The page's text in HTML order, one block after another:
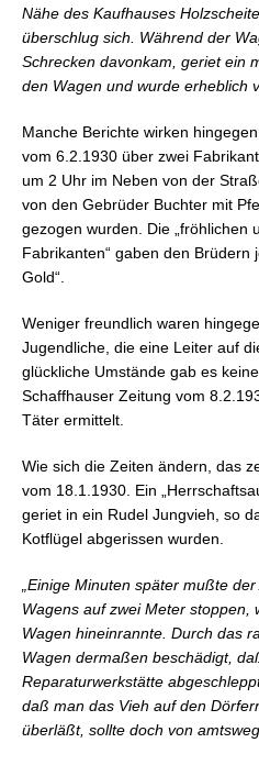
Nähe des Kaufhauses
überschlug sich. Während der
Schrecken davonkam, geriet ein
den Wagen und wurde erheblich
Manche Berichte wirken
vom 6.2.1930 über zwei
um 2 Uhr im Neben von der
von den Gebrüder Buchter mit
gezogen wurden. Die „fröhlichen
Fabrikanten“ gaben den Brüdern
Gold“.
Weniger freundlich waren
Jugendliche, die eine Leiter auf
glückliche Umstände gab es
Schaffhauser Zeitung vom
Täter ermittelt.
Wie sich die Zeiten ändern, das
vom 18.1.1930. Ein
geriet in ein Rudel Jungvieh, so
Kotflügel abgerissen wurden.
„Einige Minuten später mußte
Wagens auf zwei Meter stoppen,
Wagen hineinrannte. Durch das
Wagen dermaßen beschädigt,
Reparaturwerkstätte
daß man das Vieh auf den
überläßt, sollte doch von